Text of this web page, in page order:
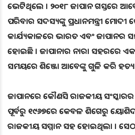
ଭେଟିଥିଲେ । ୨୦୧୮ ଜାପାନ ଗସ୍ତରେ
ପରିବାର ସଦସ୍ୟଙ୍କୁ ପ୍ରଧାନମନ୍ତ୍ରୀ
କାର୍ଯ୍ୟକାଳରେ ଭାରତ ଏବଂ ଜାପାନର
ହୋଇଛି । ଜାପାନାର ନାରା ସହରରେ ଏକ
ସମୟରେ ଶିଞ୍ଜୋ ଆବେଙ୍କୁ ଗୁଳି କରି
ଜାପାନରେ କୌଣସି ରାଜକୀୟ ସଂସ୍କାରର
ପୂର୍ବରୁ ୧୯୬୭ରେ କେବଳ ଶିଗେରୁ
ରାଜକୀୟ ସମ୍ମାନ ସହ ହୋଇଥିଲା ।